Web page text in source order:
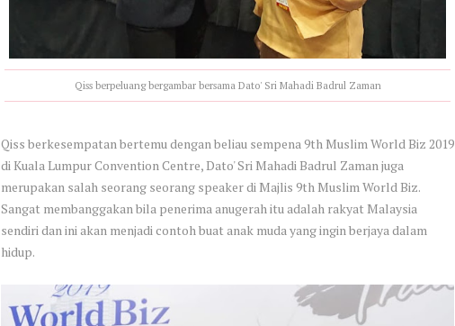
Qiss berpeluang bergambar bersama Dato' Sri Mahadi Badrul Zaman
Qiss berkesempatan bertemu dengan beliau sempena 9th Muslim World Biz 2019
di Kuala Lumpur Convention Centre, Dato' Sri Mahadi Badrul Zaman juga
merupakan salah seorang seorang speaker di Majlis 9th Muslim World Biz.
Sangat membanggakan bila penerima anugerah itu adalah rakyat Malaysia
sendiri dan ini akan menjadi contoh buat anak muda yang ingin berjaya dalam
hidup.